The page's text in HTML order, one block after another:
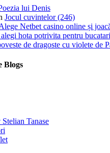
lui Denis
Jocul cuvintelor (246)
Netbet casino online și
hota potrivita pentru
de dragoste cu violete de
Blogs
Tanase